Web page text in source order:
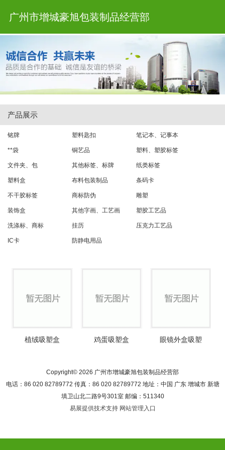
广州市增城豪旭包装制品经营部
产品展示
铭牌 塑料匙扣 笔记本、记事本
**袋 铜艺品 塑料、塑胶标签
文件夹、包 其他标签、标牌 纸类标签
塑料盒 布料包装制品 条码卡
不干胶标签 商标防伪 雕塑
装饰盒 其他字画、工艺画 塑胶工艺品
洗涤标、商标 挂历 压克力工艺品
IC卡 防静电用品
植绒吸塑盒 鸡蛋吸塑盒 眼镜外盒吸塑
Copyright© 2026 广州市增城豪旭包装制品经营部
电话：86 020 82789772 传真：86 020 82789772 地址：中国 广东 增城市 新塘
填卫山北二路9号301室 邮编：511340
易展提供技术支持 网站管理入口